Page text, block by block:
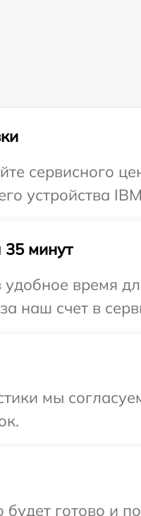
сервисного
устройства
минут
время
наш счет в
мы
будет готово и